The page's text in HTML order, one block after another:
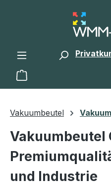
Zum Hauptinhalt springen
Warenkorb enthält 0
Vakuumbeutel
Vakuumbeutel
und Industrie